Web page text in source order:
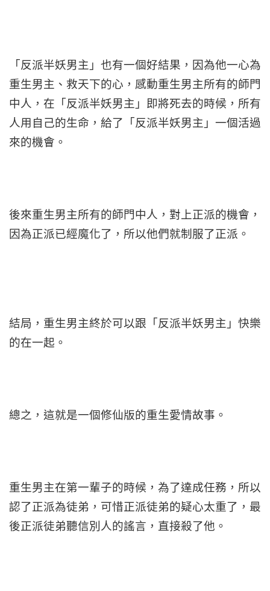
「反派半妖男主」也有一個好結果，因為他一心為
重生男主、救天下的心，感動重生男主所有的師門
中人，在「反派半妖男主」即將死去的時候，所有
人用自己的生命，給了「反派半妖男主」一個活過
來的機會。
後來重生男主所有的師門中人，對上正派的機會，
因為正派已經魔化了，所以他們就制服了正派。
結局，重生男主終於可以跟「反派半妖男主」快樂
的在一起。
總之，這就是一個修仙版的重生愛情故事。
重生男主在第一輩子的時候，為了達成任務，所以
認了正派為徒弟，可惜正派徒弟的疑心太重了，最
後正派徒弟聽信別人的謠言，直接殺了他。